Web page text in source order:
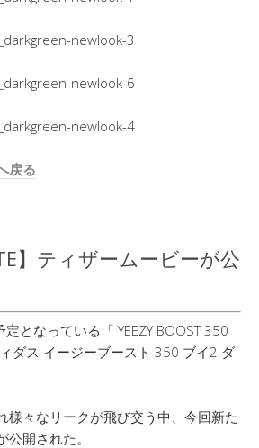
戻る
】ティザームービーが公
となっている「 YEEZY BOOST 350
ダス イージーブースト 350 ブイ2 ダ
様々なリークが飛び交う中、今回新た
開された。